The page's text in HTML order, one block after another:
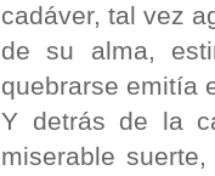
cadáver, tal vez
de su alma,
quebrarse emitía
Y detrás de la
miserable